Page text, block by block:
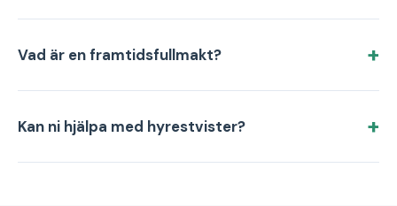
Vad är en framtidsfullmakt?
Kan ni hjälpa med hyrestvister?